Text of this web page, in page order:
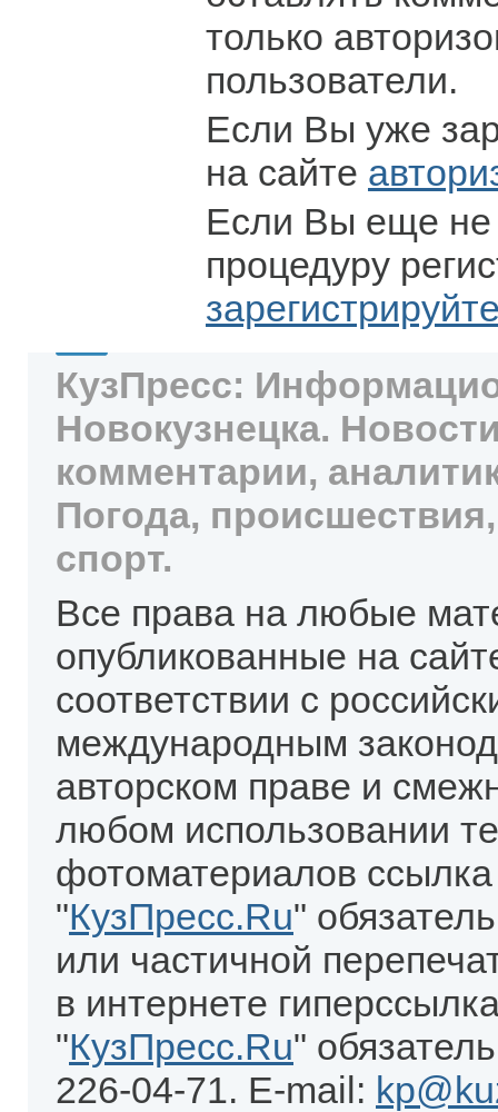
только
пользователи.
Если Вы уже
на сайте
Если Вы еще не
процедуру
КузПресс:
Новокузнецка.
комментарии,
Погода,
спорт.
Все права на любые
опубликованные на
соответствии с
международным
авторском праве и
любом использовании
фотоматериалов
"КузПресс.Ru"
или частичной
в интернете
"КузПресс.Ru"
226-04-71. E-mail: